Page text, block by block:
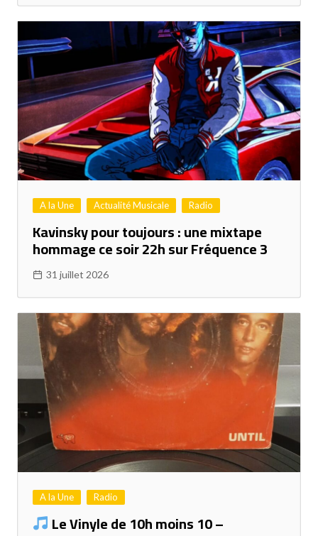
A la Une Actualité Musicale Radio
Kavinsky pour toujours : une mixtape
hommage ce soir 22h sur Fréquence 3
31 juillet 2026
A la Une Radio
Le Vinyle de 10h moins 10 –